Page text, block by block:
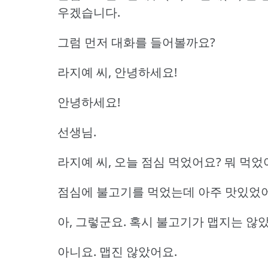
우겠습니다.
그럼 먼저 대화를 들어볼까요?
라지예 씨, 안녕하세요!
안녕하세요!
선생님.
라지예 씨, 오늘 점심 먹었어요? 뭐 먹었
점심에 불고기를 먹었는데 아주 맛있었
아, 그렇군요. 혹시 불고기가 맵지는 않
아니요. 맵진 않았어요.